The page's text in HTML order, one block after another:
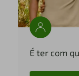
É ter com